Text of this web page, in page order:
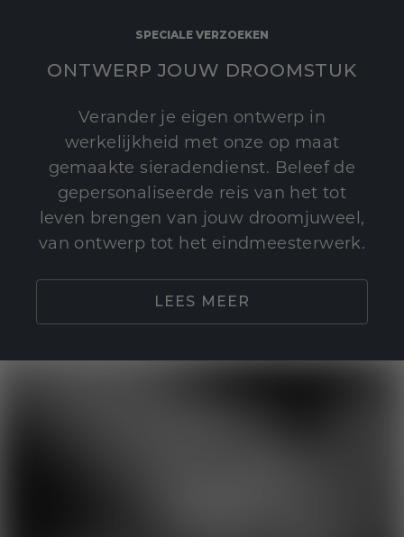
SPECIALE VERZOEKEN
ONTWERP JOUW DROOMSTUK
Verander je eigen ontwerp in
werkelijkheid met onze op maat
gemaakte sieradendienst. Beleef de
gepersonaliseerde reis van het tot
leven brengen van jouw droomjuweel,
van ontwerp tot het eindmeesterwerk.
LEES MEER